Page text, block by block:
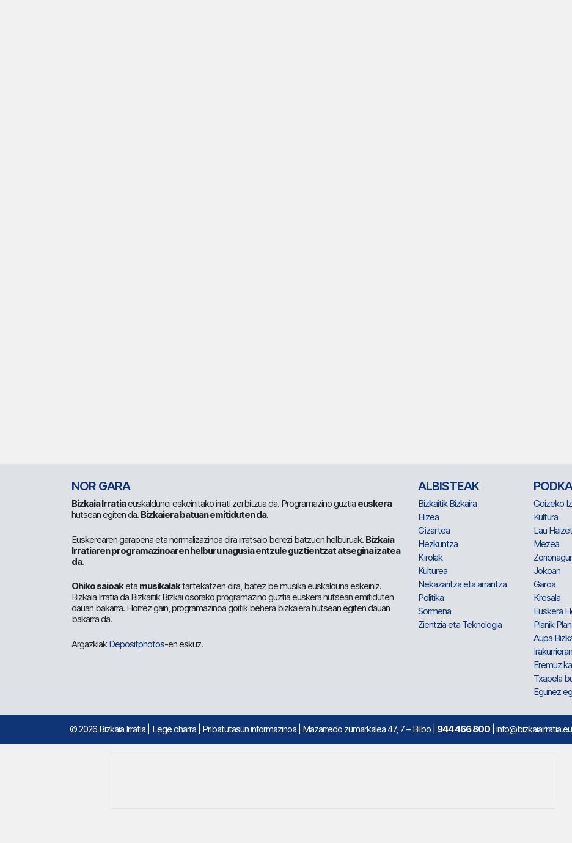
NOR GARA
Bizkaia Irratiaeuskaldunei eskeinitako irrati zerbitzua da. Programazino guztia euskera
hutsean egiten da. Bizkaiera batuan emitiduten da.
Euskerearen garapena eta normalizazinoa dira irratsaio berezi batzuen helburuak. Bizkaia
Irratiaren programazinoaren helburu nagusia entzule guztientzat atsegina izatea
da.
Ohiko saioaketa musikalaktartekatzen dira, batez be musika euskalduna eskeiniz.
Bizkaia Irratia da Bizkaitik Bizkai osorako programazino guztia euskera hutsean emitiduten
dauan bakarra. Horrez gain, programazinoa goitik behera bizkaiera hutsean egiten dauan
bakarra da.
ArgazkiakDepositphotos-en eskuz.
ALBISTEAK
Bizkaitik Bizkaira
Elizea
Gizartea
Hezkuntza
Kirolak
Kulturea
Nekazaritza eta arrantza
Politika
Sormena
Zientzia eta Teknologia
Goizeko
Kultura
Lau
Mezea
Jokoan
Garoa
Kresala
Euskera
Planik Plan
Aupa
Irakurrieran
Eremuz
Txapela
Egunez
© 2026 Bizkaia Irratia Lege oharra Pribatutasun informazinoa | Mazarredo zumarkalea 47, 7 – Bilbo | 944 466 800 |